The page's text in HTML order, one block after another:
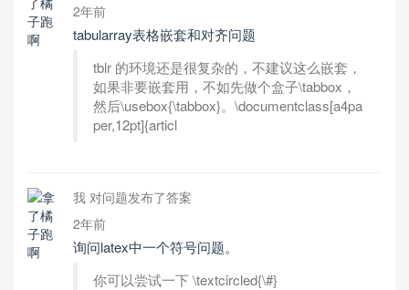
2年前
tabularray表格嵌套和对齐问题
tblr 的环境还是很复杂的，不建议这么嵌套，
如果非要嵌套用，不如先做个盒子\tabbox，
然后\usebox{\tabbox}。\documentclass[a4pa
per,12pt]{articl
我 对问题发布了答案
2年前
询问latex中一个符号问题。
你可以尝试一下 \textcircled{\#}